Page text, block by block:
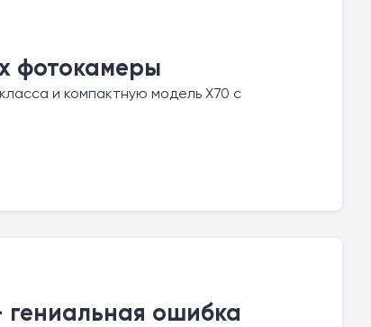
фотокамеры
и компактную модель X70 с
гениальная ошибка